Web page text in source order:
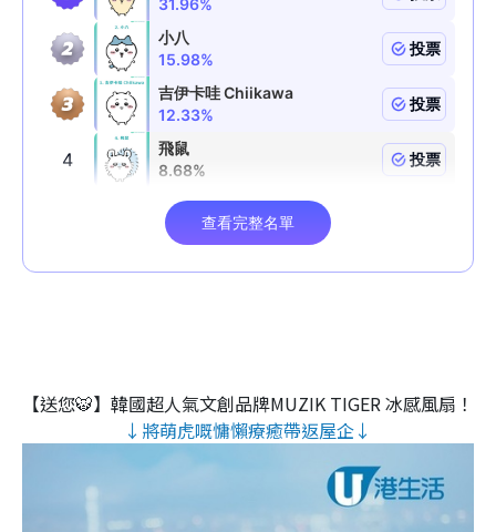
【送您🐯】韓國超人氣文創品牌MUZIK TIGER 冰感風扇！
↓將萌虎嘅慵懶療癒帶返屋企↓